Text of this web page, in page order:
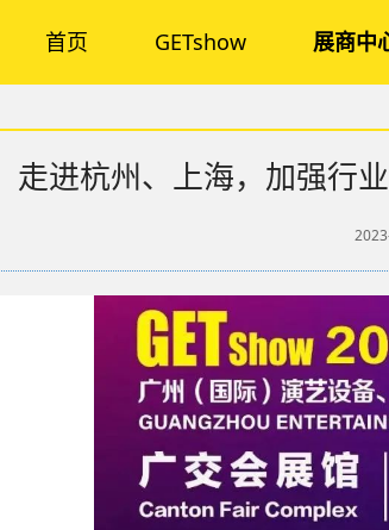
首页 GETshow 展商中
走进杭州、上海，加强行